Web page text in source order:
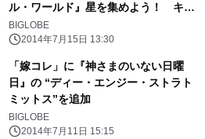
ル・ワールド』星を集めよう！ キャ
ンペーンも実施～
BIGLOBE
2014年7月15日 13:30
「嫁コレ」に『神さまのいない日曜
日』の “ディー・エンジー・ストラト
ミットス”を追加
BIGLOBE
2014年7月11日 15:15